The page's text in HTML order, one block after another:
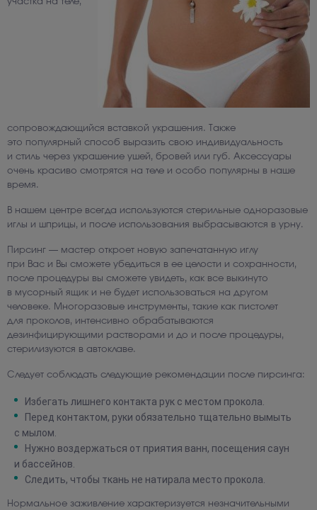
участка на теле,
сопровождающийся вставкой украшения.
Также
это популярный способ выразить свою индивидуальность
и стиль через украшение ушей, бровей или губ. Аксессуары
очень красиво смотрятся на теле и особо популярны в наше
время.
В нашем центре всегда используются стерильные одноразовые
иглы и шприцы, и после использования выбрасываются в урну.
Пирсинг — мастер откроет новую запечатанную иглу
при Вас и Вы сможете убедиться в ее целости и сохранности,
после процедуры вы сможете увидеть, как все выкинуто
в мусорный ящик и не будет использоваться на другом
человеке. Многоразовые инструменты, такие как пистолет
для проколов, интенсивно обрабатываются
дезинфицирующими растворами и до и после процедуры,
стерилизуются в автоклаве.
Следует соблюдать следующие рекомендации после пирсинга:
Избегать лишнего контакта рук с местом прокола.
Перед контактом, руки обязательно тщательно вымыть
с мылом.
Нужно воздержаться от приятия ванн, посещения саун
и бассейнов.
Следить, чтобы ткань не натирала место прокола.
Нормальное заживление характеризуется незначительными